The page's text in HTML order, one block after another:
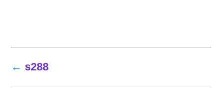
المقالات
s288